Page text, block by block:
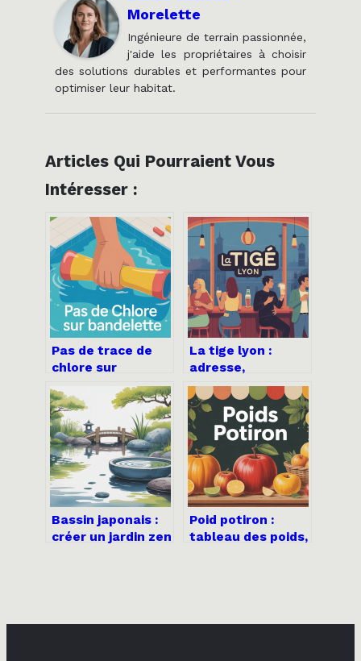
Morelette
Ingénieure de terrain passionnée,
j'aide les propriétaires à choisir
des solutions durables et performantes pour
optimiser leur habitat.
Articles Qui Pourraient Vous
Intéresser :
Pas de trace de
chlore sur
bandelette : que
faire et que
vérifier
La tige lyon :
adresse,
ambiance et guide
pratique pour bien
en profiter
Bassin japonais :
créer un jardin zen
Poid potiron :
tableau des poids,